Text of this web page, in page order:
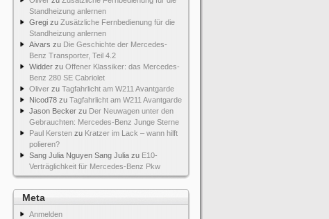
Standheizung anlernen
Gregi zu Zusätzliche Fernbedienung für die
Standheizung anlernen
Aivars zu Die Geschichte der Mercedes-
Benz Transporter, Teil 4.2
Widder zu Offener Klassiker: das Mercedes-
Benz 280 SE Cabriolet
Oliver zu Tagfahrlicht am W211 Avantgarde
Nicod78 zu Tagfahrlicht am W211 Avantgarde
Jason Becker zu Der Neuwagen unter den
Gebrauchten: Mercedes-Benz Junge Sterne
Paul Kersten zu Kratzer im Lack – wann hilft
polieren?
Sang Julia Nguyen Sang Julia zu E10-
Verträglichkeit für Mercedes-Benz Pkw
Meta
Anmelden